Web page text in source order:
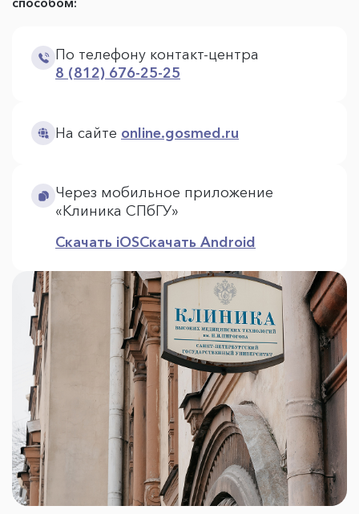
По телефону контакт-центра
8 (812) 676-25-25
На сайте online.gosmed.ru
Через мобильное приложение
«Клиника СПбГУ»
Скачать iOSСкачать Android